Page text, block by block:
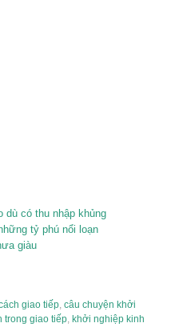
dù có thu nhập khủng
tỷ phú nổi loạn
giàu
giao tiếp, câu chuyện khởi
trong giao tiếp, khởi nghiệp kinh